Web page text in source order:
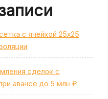
с ячейкой 25х25
сделок с
авансе до 5 млн ₽